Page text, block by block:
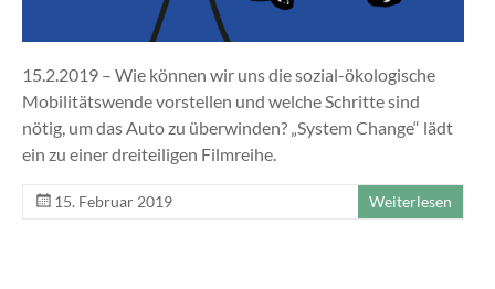
15.2.2019 – Wie können wir uns die sozial-ökologische
Mobilitätswende vorstellen und welche Schritte sind
nötig, um das Auto zu überwinden? „System Change“ lädt
ein zu einer dreiteiligen Filmreihe.
15. Februar 2019 Weiterlesen